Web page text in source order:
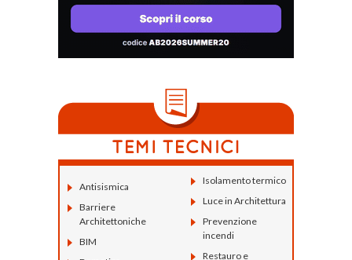
Antisismica
Barriere
Architettoniche
BIM
Isolamento termico
Luce in Architettura
Prevenzione
incendi
Restauro e